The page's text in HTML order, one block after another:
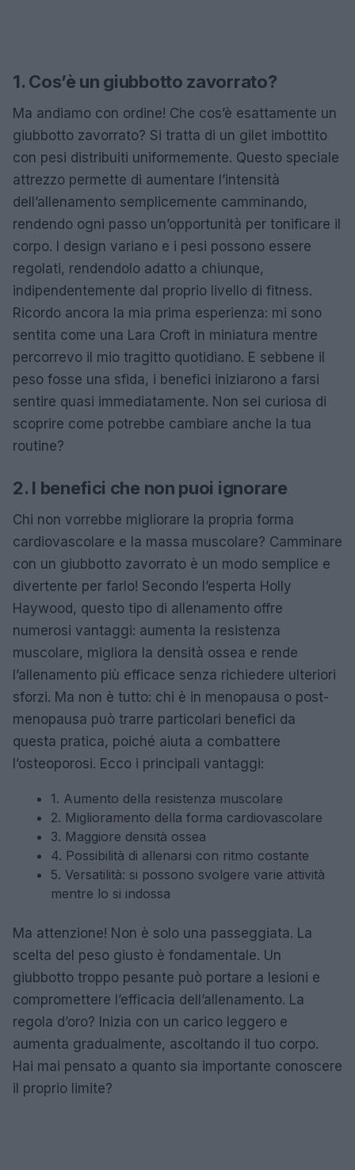
1. Cos’è un giubbotto zavorrato?
Ma andiamo con ordine! Che cos’è esattamente un
giubbotto zavorrato? Si tratta di un gilet imbottito
con pesi distribuiti uniformemente. Questo speciale
attrezzo permette di aumentare l’intensità
dell’allenamento semplicemente camminando,
rendendo ogni passo un’opportunità per tonificare il
corpo. I design variano e i pesi possono essere
regolati, rendendolo adatto a chiunque,
indipendentemente dal proprio livello di fitness.
Ricordo ancora la mia prima esperienza: mi sono
sentita come una Lara Croft in miniatura mentre
percorrevo il mio tragitto quotidiano. E sebbene il
peso fosse una sfida, i benefici iniziarono a farsi
sentire quasi immediatamente. Non sei curiosa di
scoprire come potrebbe cambiare anche la tua
routine?
2. I benefici che non puoi ignorare
Chi non vorrebbe migliorare la propria forma
cardiovascolare e la massa muscolare? Camminare
con un giubbotto zavorrato è un modo semplice e
divertente per farlo! Secondo l’esperta Holly
Haywood, questo tipo di allenamento offre
numerosi vantaggi: aumenta la resistenza
muscolare, migliora la densità ossea e rende
l’allenamento più efficace senza richiedere ulteriori
sforzi. Ma non è tutto: chi è in menopausa o post-
menopausa può trarre particolari benefici da
questa pratica, poiché aiuta a combattere
l’osteoporosi. Ecco i principali vantaggi:
1. Aumento della resistenza muscolare
2. Miglioramento della forma cardiovascolare
3. Maggiore densità ossea
4. Possibilità di allenarsi con ritmo costante
5. Versatilità: si possono svolgere varie attività
mentre lo si indossa
Ma attenzione! Non è solo una passeggiata. La
scelta del peso giusto è fondamentale. Un
giubbotto troppo pesante può portare a lesioni e
compromettere l’efficacia dell’allenamento. La
regola d’oro? Inizia con un carico leggero e
aumenta gradualmente, ascoltando il tuo corpo.
Hai mai pensato a quanto sia importante conoscere
il proprio limite?